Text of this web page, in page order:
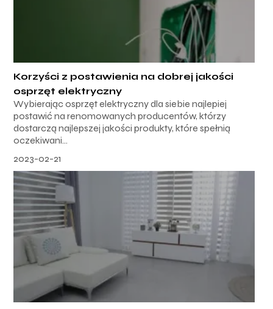
Korzyści z postawienia na dobrej jakości
osprzęt elektryczny
Wybierając osprzęt elektryczny dla siebie najlepiej
postawić na renomowanych producentów, którzy
dostarczą najlepszej jakości produkty, które spełnią
oczekiwani...
2023-02-21